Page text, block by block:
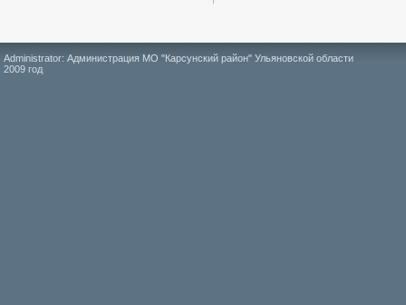
Administrator: Администрация МО "Карсунский район" Ульяновской области
2009 год